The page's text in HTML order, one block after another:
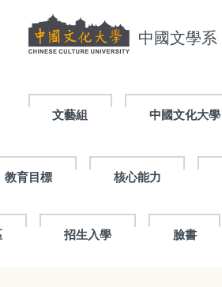
中國文學系
文藝組 中國文化大學
教育目標 核心能力
招生入學 臉書